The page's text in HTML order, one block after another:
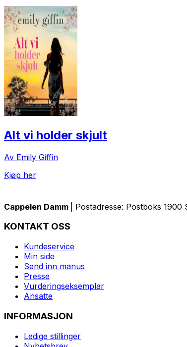
Alt vi holder skjult
Av Emily Giffin
Kjøp her
Cappelen Damm | Postadresse: Postboks
KONTAKT OSS
Kundeservice
Min side
Send inn manus
Presse
Vurderingseksemplar
Ansatte
INFORMASJON
Ledige stillinger